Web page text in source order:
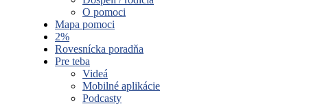
O pomoci
Mapa pomoci
2%
Rovesnícka poradňa
Pre teba
Videá
Mobilné aplikácie
Podcasty